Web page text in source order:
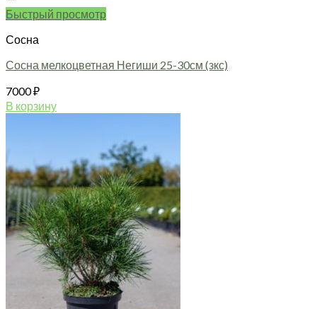
Быстрый просмотр
Сосна
Сосна мелкоцветная Негиши 25-30см (зкс)
7000₽
В корзину